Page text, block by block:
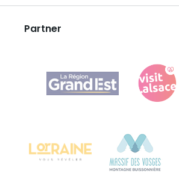
Rechtliche Hinweise
Agence Régionale du Tourisme
Bureau de Colmar
Partner